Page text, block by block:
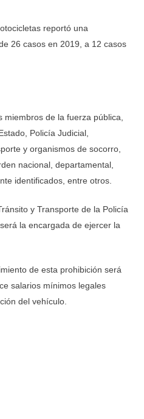
reportó una
26 casos en 2019, a 12 casos
de la fuerza pública,
Policía Judicial,
y organismos de socorro,
nacional, departamental,
identificados, entre otros.
y Transporte de la Policía
la encargada de ejercer la
de esta prohibición será
salarios mínimos legales
del vehículo.